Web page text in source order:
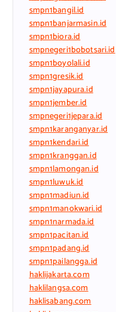
smpn1bangil.id
smpn1banjarmasin.id
smpn1biora.id
smpnegeri1bobotsari.id
smpn1boyolali.id
smpn1gresik.id
smpn1jayapura.id
smpn1jember.id
smpnegeri1jepara.id
smpn1karanganyar.id
smpn1kendari.id
smpn1kranggan.id
smpn1lamongan.id
smpn1luwuk.id
smpn1madiun.id
smpn1manokwari.id
smpn1narmada.id
smpn1pacitan.id
smpn1padang.id
smpn1pailangga.id
haklijakarta.com
haklilangsa.com
haklisabang.com